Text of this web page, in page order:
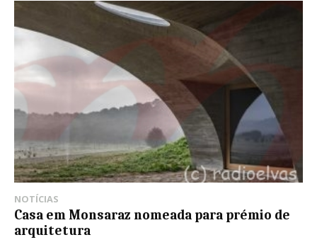
NOTÍCIAS
Casa em Monsaraz nomeada para prémio de
arquitetura